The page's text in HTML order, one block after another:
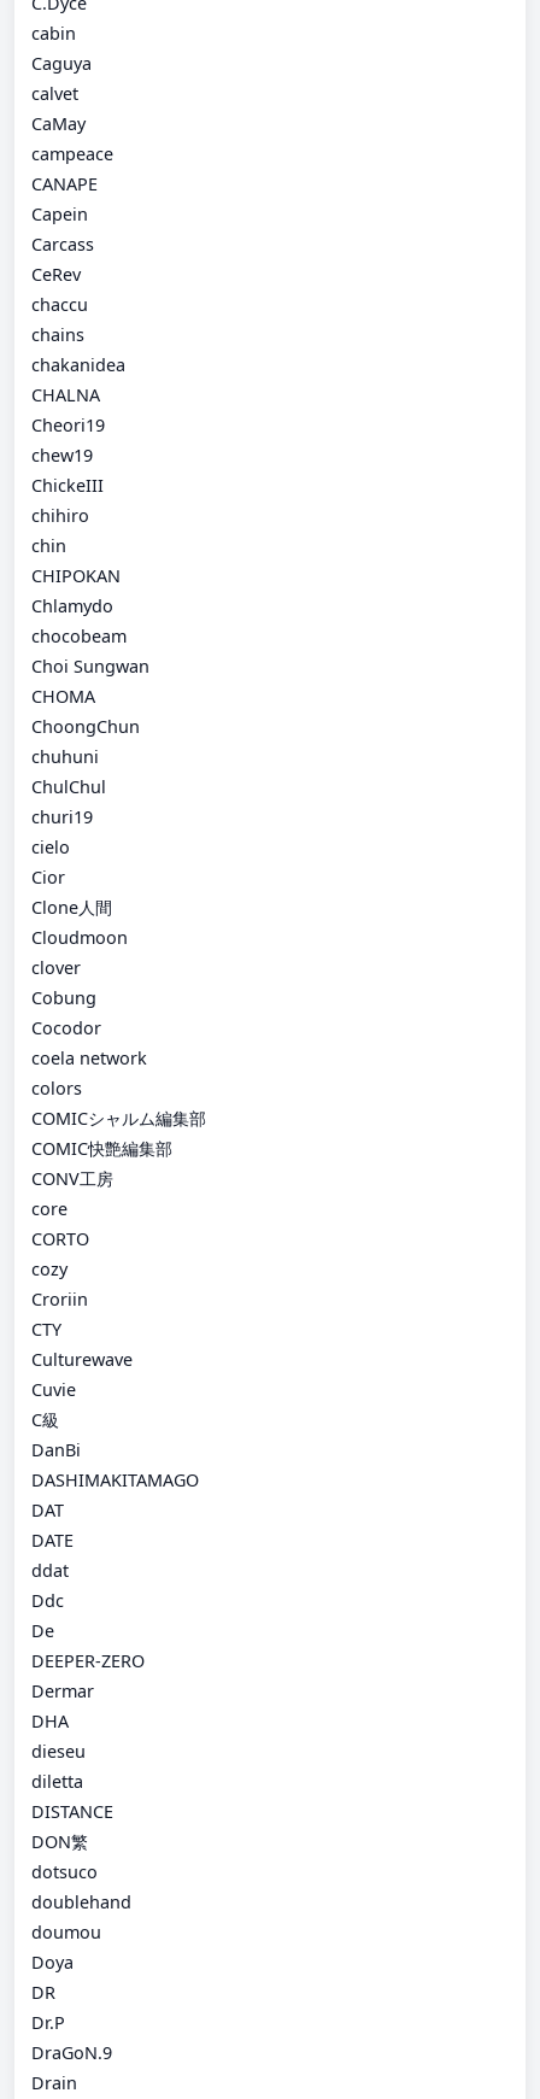
cabin
Caguya
calvet
CaMay
campeace
CANAPE
Capein
Carcass
CeRev
chaccu
chains
chakanidea
CHALNA
Cheori19
chew19
ChickeIII
chihiro
chin
CHIPOKAN
Chlamydo
chocobeam
Choi Sungwan
CHOMA
ChoongChun
chuhuni
ChulChul
churi19
cielo
Cior
Clone人間
Cloudmoon
clover
Cobung
Cocodor
coela network
colors
COMICシャルム編集部
COMIC快艶編集部
CONV工房
core
CORTO
cozy
Croriin
CTY
Culturewave
Cuvie
C級
DanBi
DASHIMAKITAMAGO
DAT
DATE
ddat
Ddc
De
DEEPER-ZERO
Dermar
DHA
dieseu
diletta
DISTANCE
DON繁
dotsuco
doublehand
doumou
Doya
DR
Dr.P
DraGoN.9
Drain